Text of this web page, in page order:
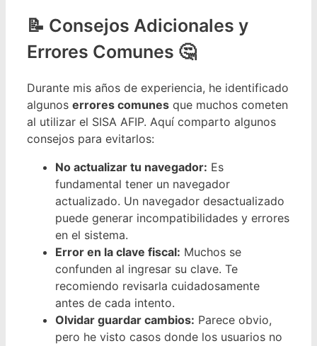
Consejos Adicionales y
Errores Comunes 🤔
Durante mis años de experiencia, he identificado
algunos errores comunes que muchos cometen
al utilizar el SISA AFIP. Aquí comparto algunos
consejos para evitarlos:
No actualizar tu navegador: Es
fundamental tener un navegador
actualizado. Un navegador desactualizado
puede generar incompatibilidades y errores
en el sistema.
Error en la clave fiscal: Muchos se
confunden al ingresar su clave. Te
recomiendo revisarla cuidadosamente
antes de cada intento.
Olvidar guardar cambios: Parece obvio,
pero he visto casos donde los usuarios no